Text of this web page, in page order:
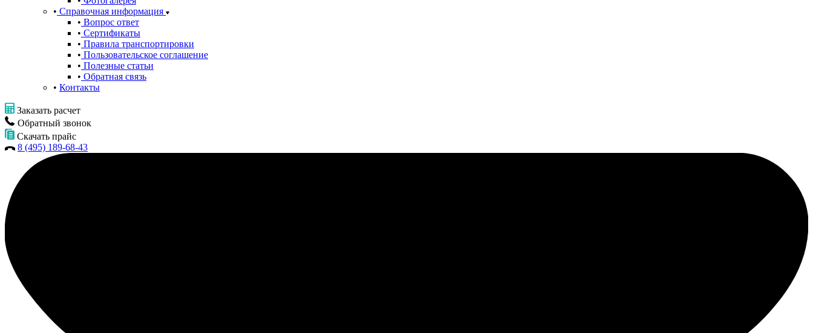
Справочная информация
Вопрос ответ
Сертификаты
Правила транспортировки
Пользовательское соглашение
Полезные статьи
Обратная связь
Контакты
Заказать расчет
Обратный звонок
Скачать прайс
8 (495) 189-68-43